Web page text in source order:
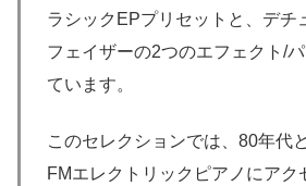
ラシックEPプリセットと、デチ
フェイザーの2つのエフェクト/
ています。
このセレクションでは、80年代
FMエレクトリックピアノにアク